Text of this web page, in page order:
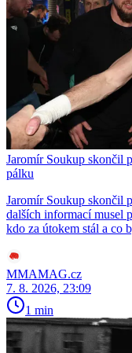
Jaromír Soukup skončil
pálku
Jaromír Soukup skončil
dalších informací musel
kdo za útokem stál a co
MMAMAG.cz
7. 8. 2026, 23:09
1 min